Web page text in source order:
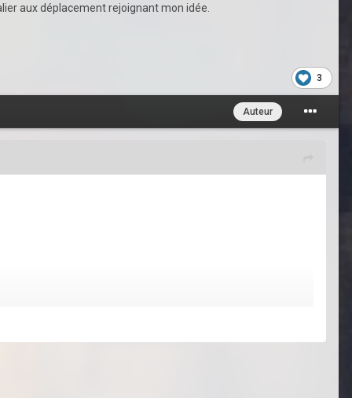
aux déplacement rejoignant mon idée.
3
Auteur